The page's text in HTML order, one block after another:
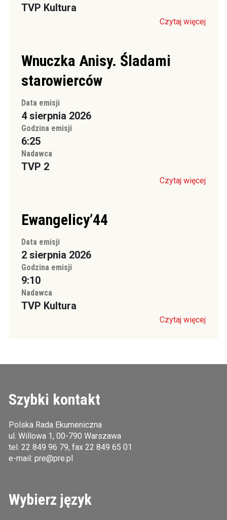
TVP Kultura
Czytaj więcej
Wnuczka Anisy. Śladami
starowierców
Data emisji
4 sierpnia 2026
Godzina emisji
6:25
Nadawca
TVP 2
Czytaj więcej
Ewangelicy’44
Data emisji
2 sierpnia 2026
Godzina emisji
9:10
Nadawca
TVP Kultura
Czytaj więcej
Szybki kontakt
Polska Rada Ekumeniczna
ul. Willowa 1, 00-790 Warszawa
tel. 22 849 96 79, fax 22 849 65 01
e-mail: pre@pre.pl
Wybierz język